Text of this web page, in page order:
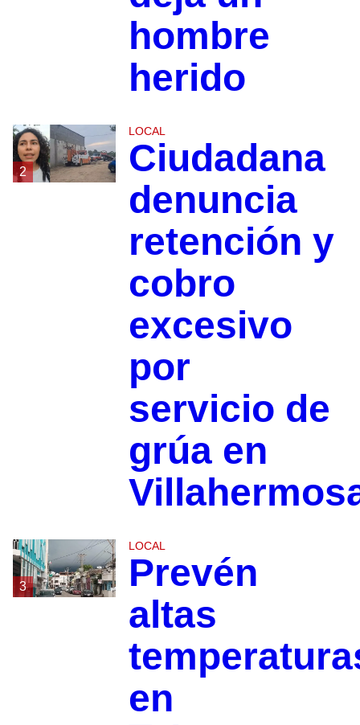
hombre
herido
2
LOCAL
Ciudadana
denuncia
retención y
cobro
excesivo
por
servicio de
grúa en
3
LOCAL
Prevén
altas
en